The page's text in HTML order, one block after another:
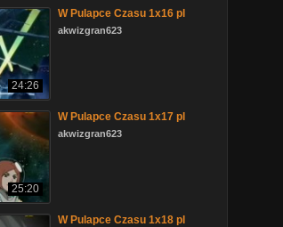
24:26
W Pulapce Czasu 1x16 pl
akwizgran623
25:20
W Pulapce Czasu 1x17 pl
akwizgran623
W Pulapce Czasu 1x18 pl